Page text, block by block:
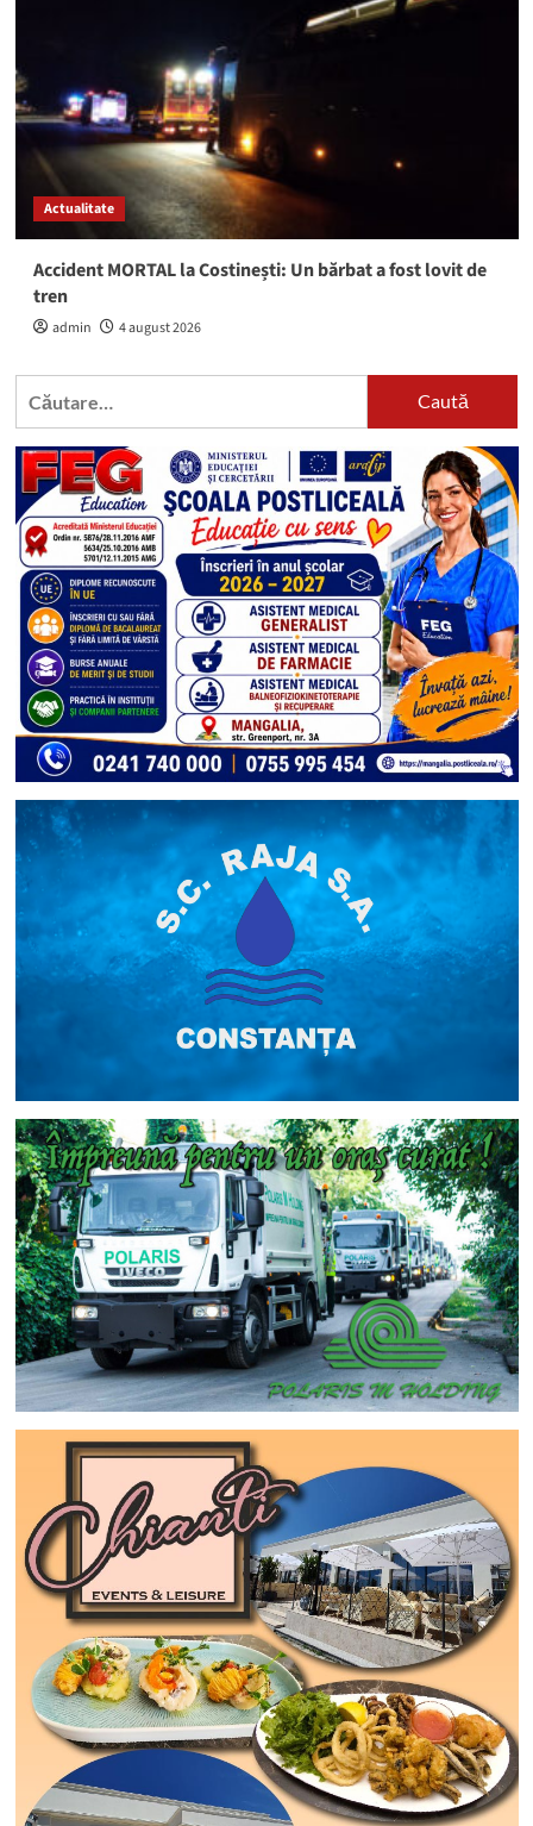
Actualitate
Accident MORTAL la Costinești: Un bărbat a fost lovit de
tren
admin 4 august 2026
Caută